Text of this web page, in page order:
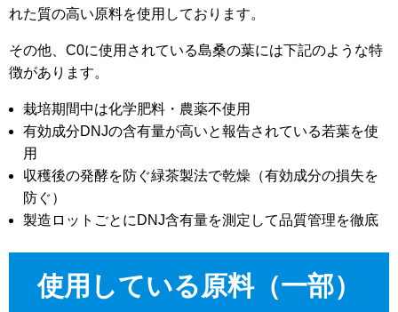
れた質の高い原料を使用しております。
その他、C0に使用されている島桑の葉には下記のような特
徴があります。
栽培期間中は化学肥料・農薬不使用
有効成分DNJの含有量が高いと報告されている若葉を使
用
収穫後の発酵を防ぐ緑茶製法で乾燥（有効成分の損失を
防ぐ）
製造ロットごとにDNJ含有量を測定して品質管理を徹底
使用している原料（一部）